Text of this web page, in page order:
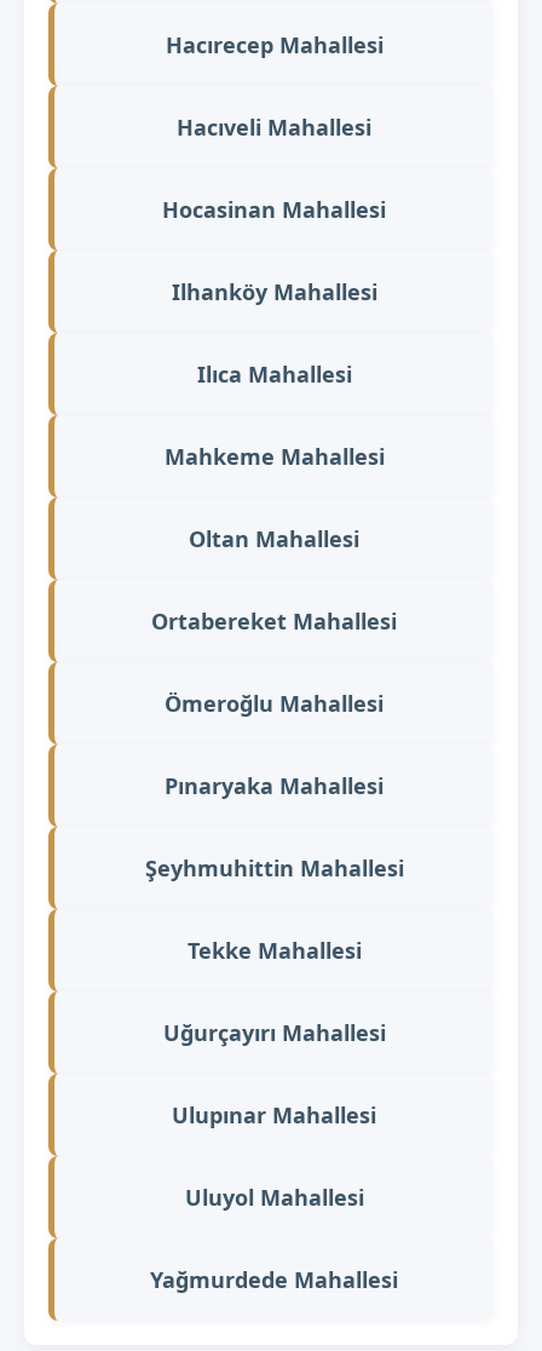
Hacırecep Mahallesi
Hacıveli Mahallesi
Hocasinan Mahallesi
Ilhanköy Mahallesi
Ilıca Mahallesi
Mahkeme Mahallesi
Oltan Mahallesi
Ortabereket Mahallesi
Ömeroğlu Mahallesi
Pınaryaka Mahallesi
Şeyhmuhittin Mahallesi
Tekke Mahallesi
Uğurçayırı Mahallesi
Ulupınar Mahallesi
Uluyol Mahallesi
Yağmurdede Mahallesi